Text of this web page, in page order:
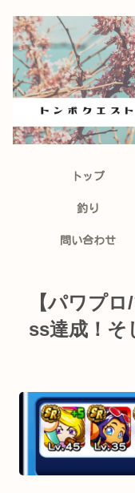
トップ
釣り
問い合わせ
【パワプ
ss達成！そ